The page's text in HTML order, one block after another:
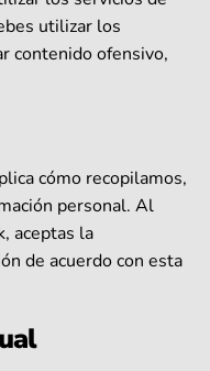
utilizar los
contenido ofensivo,
cómo recopilamos,
personal. Al
aceptas la
de acuerdo con esta